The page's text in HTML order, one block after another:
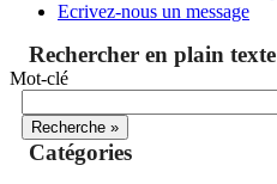
Ecrivez-nous un message
Rechercher en plain texte
Mot-clé
Catégories